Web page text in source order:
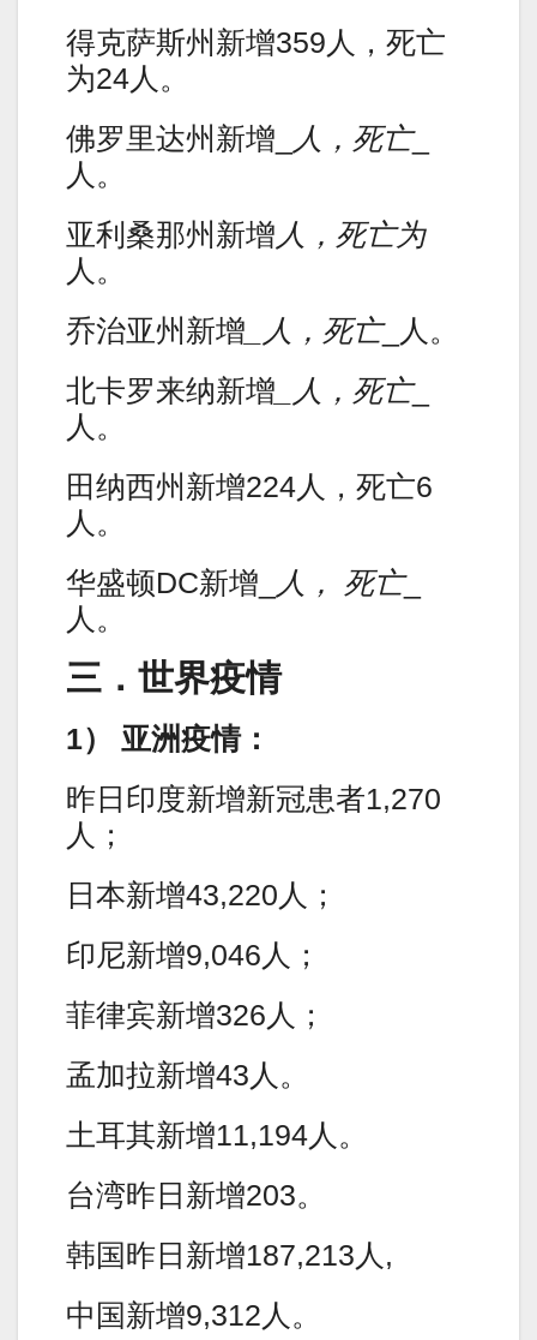
得克萨斯州新增359人，死亡
为24人。
佛罗里达州新增_
人，死亡_
人。
亚利桑那州新增 人，死亡为
人。
乔治亚州新增 _人，死亡_人。
北卡罗来纳新增 _人，死亡_
人。
田纳西州新增224人，死亡6
人。
华盛顿DC新增_
人， 死亡_
人。
三．世界疫情
1） 亚洲疫情：
昨日印度新增新冠患者1,270
人；
日本新增43,220人；
印尼新增9,046人；
菲律宾新增326人；
孟加拉新增43人。
土耳其新增11,194人。
台湾昨日新增203。
韩国昨日新增187,213人,
中国新增9,312人。